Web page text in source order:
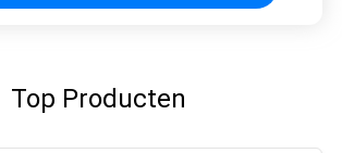
Top Producten